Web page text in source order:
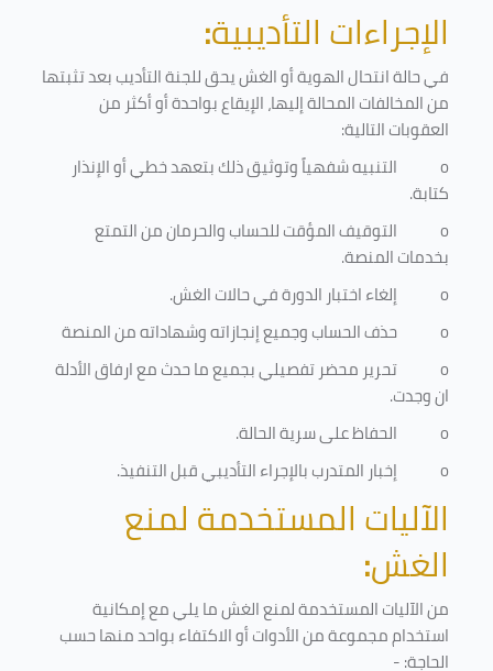
الإجراءات التأديبية:
في حالة انتحال الهوية أو الغش يحق للجنة التأديب بعد تثبتها
من المخالفات المحالة إليها، الإيقاع بواحدة أو أكثر من
العقوبات التالية:
o
التنبيه شفهياً وتوثيق ذلك بتعهد خطي أو الإنذار
كتابة.
o
التوقيف المؤقت للحساب والحرمان من التمتع
بخدمات المنصة.
o
إلغاء اختبار الدورة في حالات الغش.
o
حذف الحساب وجميع إنجازاته وشهاداته من المنصة
o
تحرير محضر تفصيلي بجميع ما حدث مع ارفاق الأدلة
ان وجدت.
o
الحفاظ على سرية الحالة.
o
إخبار المتدرب بالإجراء التأديبي قبل التنفيذ.
الآليات المستخدمة لمنع
الغش:
من الآليات المستخدمة لمنع الغش ما يلي مع إمكانية
استخدام مجموعة من الأدوات أو الاكتفاء بواحد منها حسب
الحاجة: -